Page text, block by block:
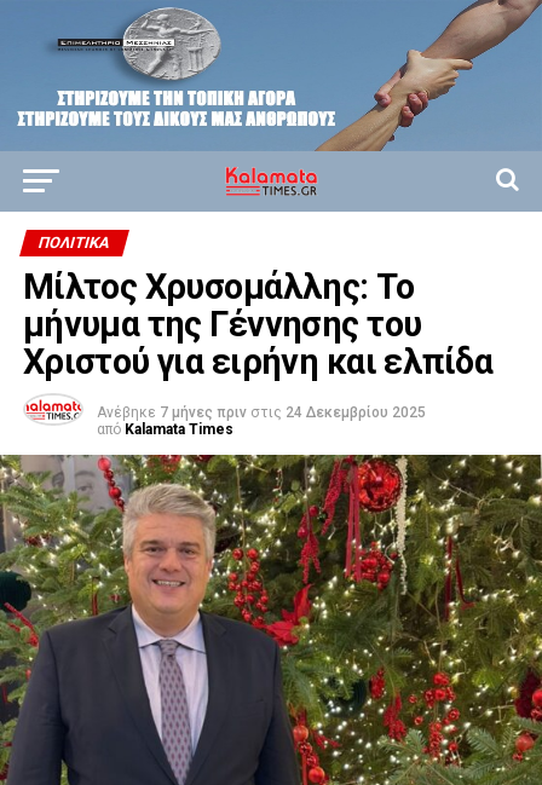
ΠΟΛΙΤΙΚΆ
Μίλτος Χρυσομάλλης: Το
μήνυμα της Γέννησης του
Χριστού για ειρήνη και ελπίδα
Ανέβηκε 7 μήνες πριν στις 24 Δεκεμβρίου 2025
από Kalamata Times